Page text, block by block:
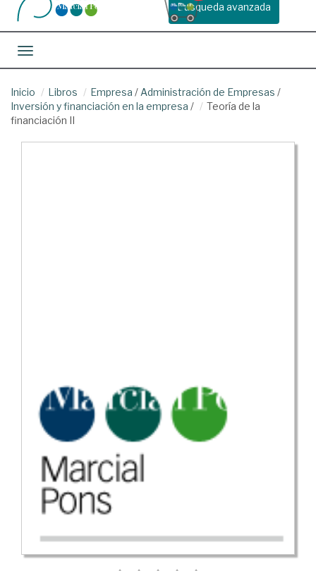
Busqueda avanzada
Toggle navigation
Inicio Libros Empresa / Administración de Empresas /
Inversión y financiación en la empresa /
Teoría de la
financiación II